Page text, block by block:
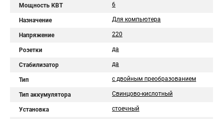
Мощность КВТ 6
Назначение Для компьютера
Напряжение 220
Розетки да
Стабилизатор да
Тип с двойным преобразованием
Тип аккумулятора Свинцово-кислотный
Установка стоечный